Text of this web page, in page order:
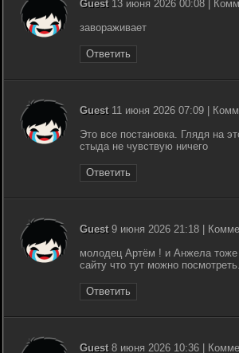
Guest13 июня 2026 00:08 |
завораживает
Ответить
Guest11 июня 2026 07:09 |
Это все постановка. Глядя на
стыда не чувствую ничего
Ответить
Guest9 июня 2026 21:18 |
молодец Артём ! и Анжела тоже
сайту что тут можно посмотреть.
Ответить
Guest8 июня 2026 10:36 |